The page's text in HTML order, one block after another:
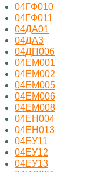
04ГФ010
04ГФ011
04ДА01
04ДА3
04ДП006
04ЕМ001
04ЕМ002
04ЕМ005
04ЕМ006
04ЕМ008
04ЕН004
04ЕН013
04ЕУ11
04ЕУ12
04ЕУ13